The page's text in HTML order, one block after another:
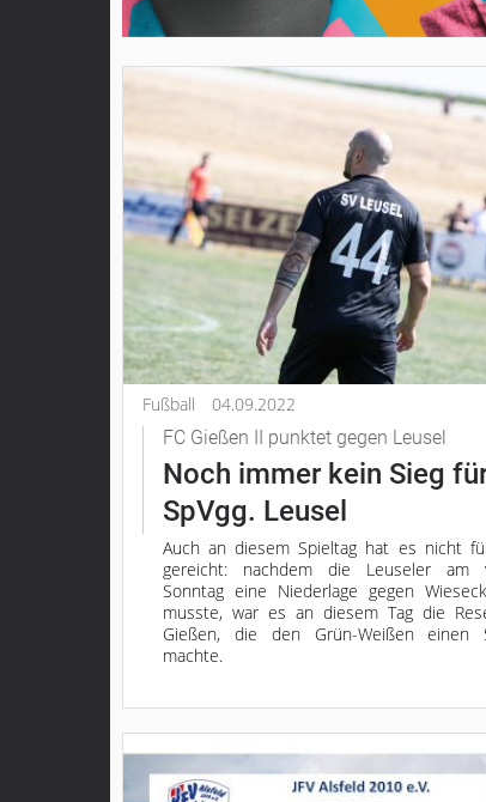
Fußball 04.09.2022
FC Gießen II punktet gegen Leusel
Noch immer kein Sieg
SpVgg. Leusel
Auch an diesem Spieltag hat es nicht
gereicht: nachdem die Leuseler am
Sonntag eine Niederlage gegen
musste, war es an diesem Tag die
Gießen, die den Grün-Weißen einen
machte.